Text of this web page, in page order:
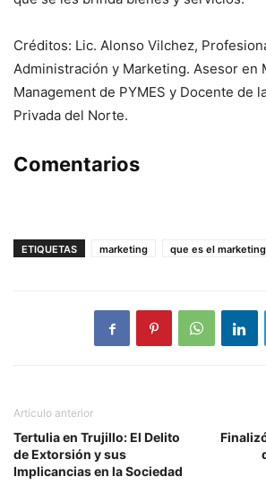
Créditos: Lic. Alonso Vilchez,
Administración y Marketing. Asesor en
Management de PYMES y Docente de
Privada del Norte.
Comentarios
ETIQUETAS marketing que es el marketing
Artículo anterior
Tertulia en Trujillo: El Delito
de Extorsión y sus
Implicancias en la Sociedad